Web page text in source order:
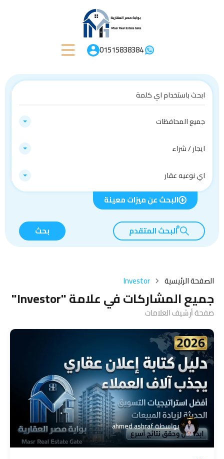
01515838384
جميع المحافظات
ايجار / شراء
اي نوعيه عقار
البحث عن ميزات معينة
البحث المتقدم بحث
الصفحة الرئيسية Investor
جميع المشاركات في علامة "Investor"
صفحة أرشيف العلامات
بواسطةahmed ashraf